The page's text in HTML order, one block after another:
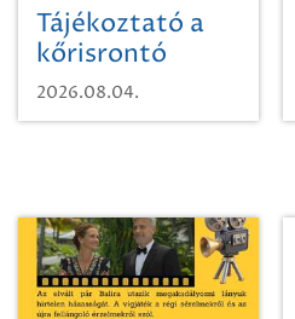
Tájékoztató a
kőrisrontó
karcsúdíszbogárról
2026.08.04.